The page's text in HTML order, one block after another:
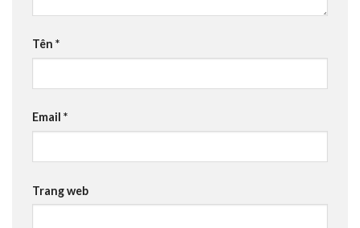
Tên *
Email *
Trang web